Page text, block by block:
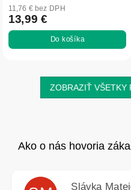
11,76 € bez DPH
13,99 €
Do košíka
ZOBRAZIŤ VŠETKY
Slávka